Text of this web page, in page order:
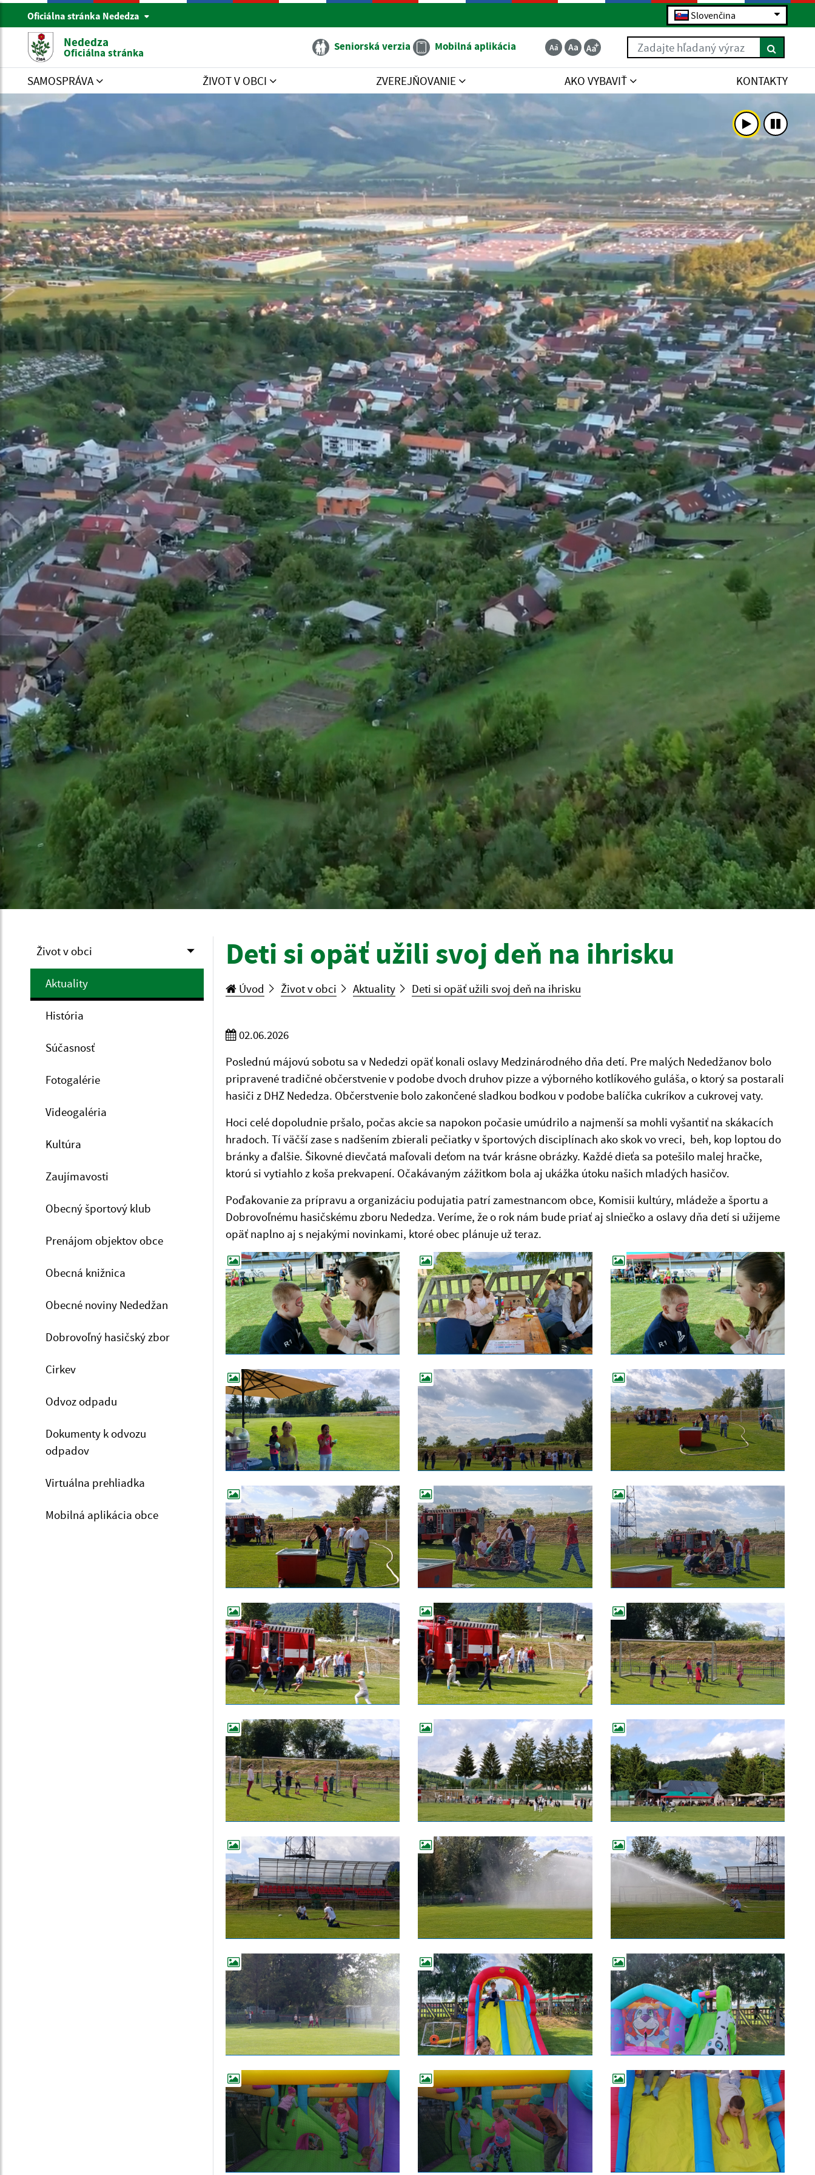
Oficiálna stránka Nededza Slovenčina
Nededza
Oficiálna stránka Seniorská verzia Mobilná aplikácia Zadajte hľadaný výraz
SAMOSPRÁVA ŽIVOT V OBCI ZVEREJŇOVANIE AKO VYBAVIŤ KONTAKTY
Život v obci
Aktuality
História
Súčasnosť
Fotogalérie
Videogaléria
Kultúra
Zaujímavosti
Obecný športový klub
Prenájom objektov obce
Obecná knižnica
Obecné noviny Nededžan
Dobrovoľný hasičský zbor
Cirkev
Odvoz odpadu
Dokumenty k odvozu
odpadov
Virtuálna prehliadka
Mobilná aplikácia obce
Deti si opäť užili svoj deň na ihrisku
Úvod Život v obci Aktuality Deti si opäť užili svoj deň na ihrisku
02.06.2026
Poslednú májovú sobotu sa v Nededzi opäť konali oslavy Medzinárodného dňa detí. Pre malých Nededžanov bolo
pripravené tradičné občerstvenie v podobe dvoch druhov pizze a výborného kotlíkového guláša, o ktorý sa postarali
hasiči z DHZ Nededza. Občerstvenie bolo zakončené sladkou bodkou v podobe balíčka cukríkov a cukrovej vaty.
Hoci celé dopoludnie pršalo, počas akcie sa napokon počasie umúdrilo a najmenší sa mohli vyšantiť na skákacích
hradoch. Tí väčší zase s nadšením zbierali pečiatky v športových disciplínach ako skok vo vreci, beh, kop loptou do
bránky a ďalšie. Šikovné dievčatá maľovali deťom na tvár krásne obrázky. Každé dieťa sa potešilo malej hračke,
ktorú si vytiahlo z koša prekvapení. Očakávaným zážitkom bola aj ukážka útoku našich mladých hasičov.
Poďakovanie za prípravu a organizáciu podujatia patrí zamestnancom obce, Komisii kultúry, mládeže a športu a
Dobrovoľnému hasičskému zboru Nededza. Veríme, že o rok nám bude priať aj slniečko a oslavy dňa detí si užijeme
opäť naplno aj s nejakými novinkami, ktoré obec plánuje už teraz.